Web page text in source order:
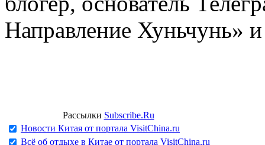
Направление Хуньчунь»
Рассылки Subscribe.Ru
Новости Китая от портала VisitChina.ru
Всё об отдыхе в Китае от портала VisitChina.ru